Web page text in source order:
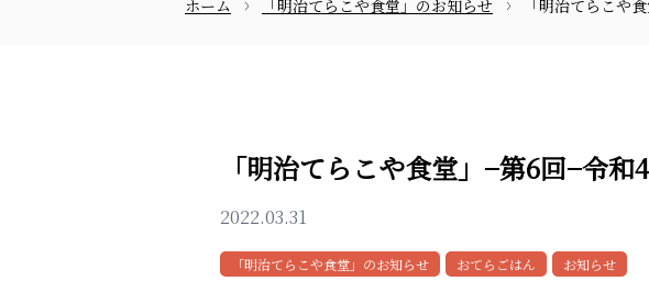
お問合せホーム 「明治てらこや食堂」のお知らせ 「明治てらこや
「明治てらこや食堂」−第6回−令
2022.03.31
「明治てらこや食堂」のお知らせ おてらごはん お知らせ